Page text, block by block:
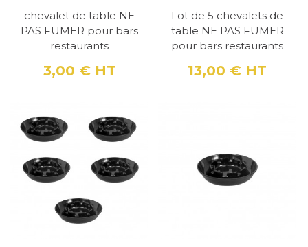
chevalet de table NE
PAS FUMER pour bars
restaurants
Prix
3,00 € HT
Lot de 5 chevalets de
table NE PAS FUMER
pour bars restaurants
Prix
13,00 € HT